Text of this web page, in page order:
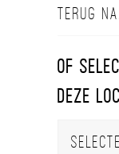
Terug
Of
deze